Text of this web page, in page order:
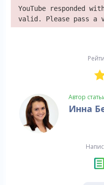
YouTube responded
valid. Please pass a
Автор
Инна